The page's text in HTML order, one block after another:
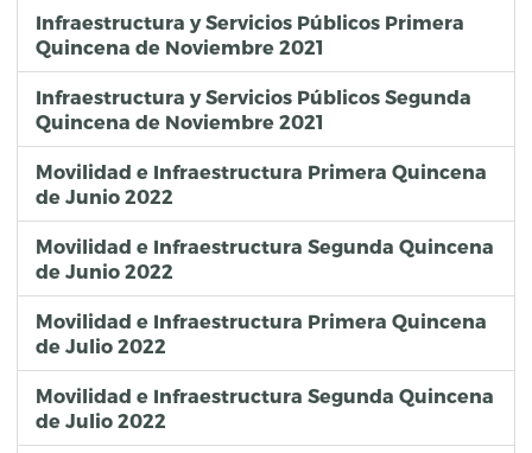
Infraestructura y Servicios Públicos Primera
Quincena de Noviembre 2021
Infraestructura y Servicios Públicos Segunda
Quincena de Noviembre 2021
Movilidad e Infraestructura Primera Quincena
de Junio 2022
Movilidad e Infraestructura Segunda Quincena
de Junio 2022
Movilidad e Infraestructura Primera Quincena
de Julio 2022
Movilidad e Infraestructura Segunda Quincena
de Julio 2022